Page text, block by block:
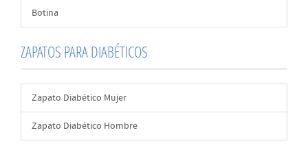
Botina
ZAPATOS PARA DIABÉTICOS
Zapato Diabético Mujer
Zapato Diabético Hombre